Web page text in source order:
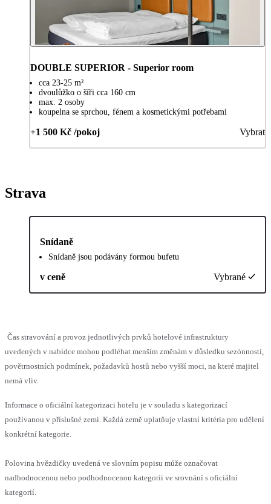
DOUBLE SUPERIOR - Superior room
cca 23-25 m²
dvoulůžko o šíři cca 160 cm
max. 2 osoby
koupelna se sprchou, fénem a kosmetickými potřebami
+1 500 Kč /pokoj Vybrat
Strava
Snídaně
Snídaně jsou podávány formou bufetu
v ceně Vybrané
Čas stravování a provoz jednotlivých prvků hotelové infrastruktury
uvedených v nabídce mohou podléhat menším změnám v důsledku sezónnosti,
povětrnostních podmínek, požadavků hostů nebo vyšší moci, na které majitel
nemá vliv.
Informace o oficiální kategorizaci hotelu je v souladu s kategorizací
používanou v příslušné zemi. Každá země uplatňuje vlastní kritéria pro udělení
konkrétní kategorie.
Polovina hvězdičky uvedená ve slovním popisu může označovat
nadhodnocenou nebo podhodnocenou kategorii ve srovnání s oficiální
kategorií.